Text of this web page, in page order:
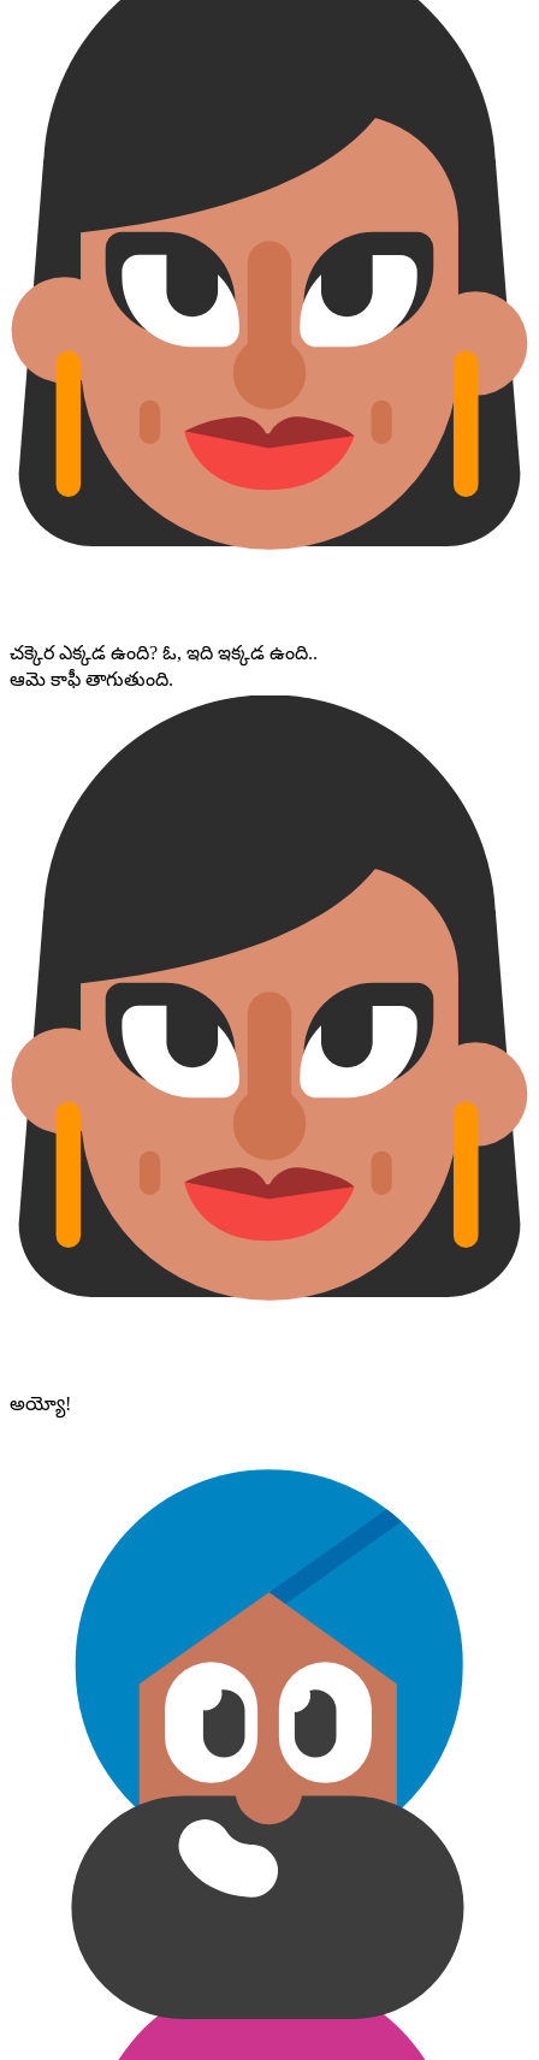
చక్కెర ఎక్కడ ఉంది? ఓ, ఇది ఇక్కడ ఉంది..
ఆమె కాఫీ తాగుతుంది.
అయ్యో!